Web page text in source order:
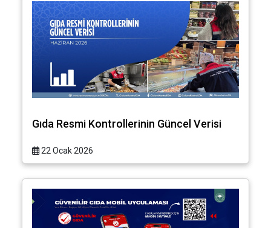
Gıda Resmi Kontrollerinin Güncel Verisi
22 Ocak 2026